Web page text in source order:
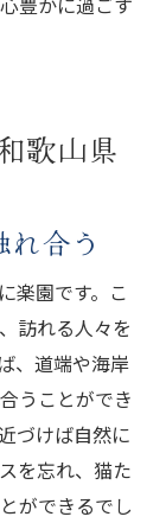
歌山県
合う
楽園です。こ
訪れる人々を
、道端や海岸
うことができ
づけば自然に
を忘れ、猫た
ができるでし